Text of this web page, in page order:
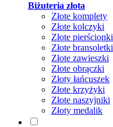
Biżuteria złota
Złote komplety
Złote kolczyki
Złote pierścionki
Złote bransoletki
Złote zawieszki
Złote obrączki
Złoty łańcuszek
Złote krzyżyki
Złote naszyjniki
Złoty medalik